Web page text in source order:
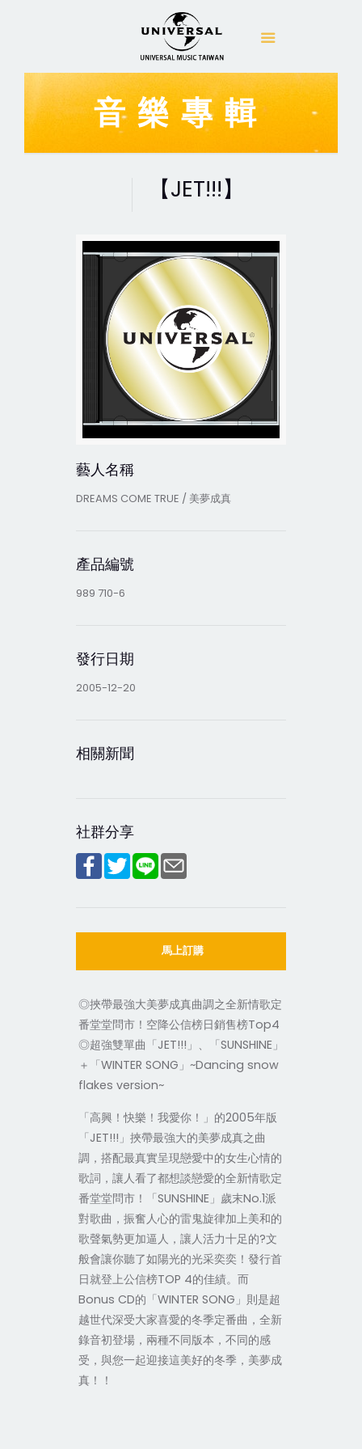
音樂專輯
【JET!!!】
藝人名稱
DREAMS COME TRUE / 美夢成真
產品編號
989 710-6
發行日期
2005-12-20
相關新聞
社群分享
馬上訂購
◎挾帶最強大美夢成真曲調之全新情歌定
番堂堂問市！空降公信榜日銷售榜Top4
◎超強雙單曲「JET!!!」、「SUNSHINE」
＋「WINTER SONG」~Dancing snow
flakes version~
「高興！快樂！我愛你！」的2005年版
「JET!!!」挾帶最強大的美夢成真之曲
調，搭配最真實呈現戀愛中的女生心情的
歌詞，讓人看了都想談戀愛的全新情歌定
番堂堂問市！「SUNSHINE」歲末No.1派
對歌曲，振奮人心的雷鬼旋律加上美和的
歌聲氣勢更加逼人，讓人活力十足的?文
般會讓你聽了如陽光的光采奕奕！發行首
日就登上公信榜TOP 4的佳績。而
Bonus CD的「WINTER SONG」則是超
越世代深受大家喜愛的冬季定番曲，全新
錄音初登場，兩種不同版本，不同的感
受，與您一起迎接這美好的冬季，美夢成
真！！